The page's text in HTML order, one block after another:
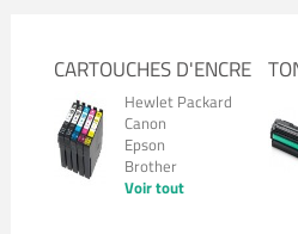
CARTOUCHES D'ENCRE
Hewlet Packard
Canon
Epson
Brother
Voir tout